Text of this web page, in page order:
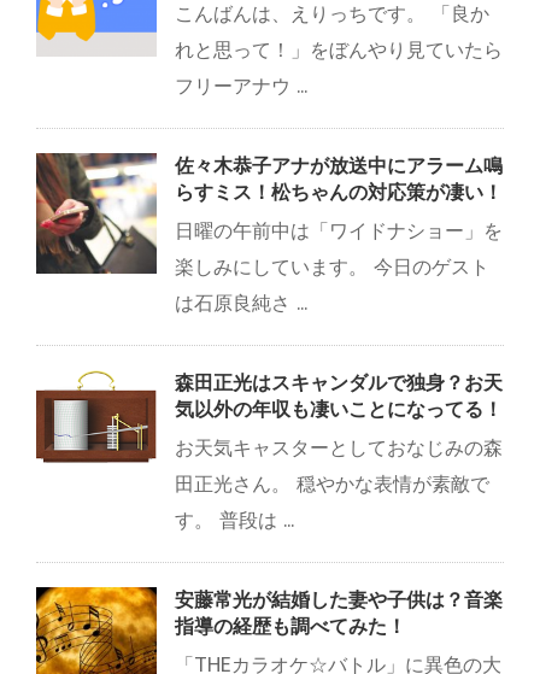
こんばんは、えりっちです。 「良か
れと思って！」をぼんやり見ていたら
フリーアナウ ...
佐々木恭子アナが放送中にアラーム鳴
らすミス！松ちゃんの対応策が凄い！
日曜の午前中は「ワイドナショー」を
楽しみにしています。 今日のゲスト
は石原良純さ ...
森田正光はスキャンダルで独身？お天
気以外の年収も凄いことになってる！
お天気キャスターとしておなじみの森
田正光さん。 穏やかな表情が素敵で
す。 普段は ...
安藤常光が結婚した妻や子供は？音楽
指導の経歴も調べてみた！
「THEカラオケ☆バトル」に異色の大